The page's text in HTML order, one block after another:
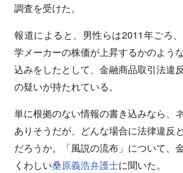
調査を受けた。
報道によると、男性らは2011年ごろ
学メーカーの株価が上昇するかのよう
込みをしたとして、金融商品取引法違
の疑いが持たれている。
単に根拠のない情報の書き込みなら、
ありそうだが、どんな場合に法律違反
だろうか。「風説の流布」について、
くわしい桑原義浩弁護士に聞いた。